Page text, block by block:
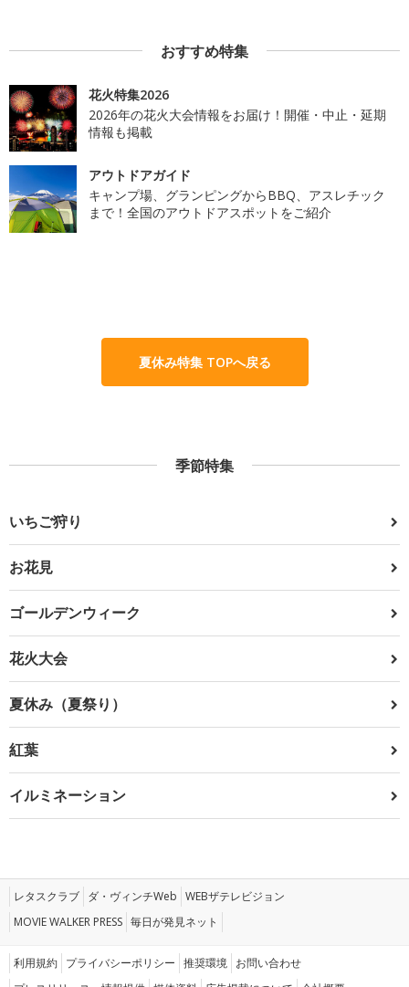
おすすめ特集
花火特集2026
2026年の花火大会情報をお届け！開催・中止・延期
情報も掲載
アウトドアガイド
キャンプ場、グランピングからBBQ、アスレチック
まで！全国のアウトドアスポットをご紹介
夏休み特集 TOPへ戻る
季節特集
いちご狩り
お花見
ゴールデンウィーク
花火大会
夏休み（夏祭り）
紅葉
イルミネーション
レタスクラブ ダ・ヴィンチWeb WEBザテレビジョン
MOVIE WALKER PRESS 毎日が発見ネット
利用規約 プライバシーポリシー 推奨環境 お問い合わせ